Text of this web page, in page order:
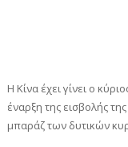
Η Κίνα έχει γίνει ο
έναρξη της εισβολής
μπαράζ των δυτικών